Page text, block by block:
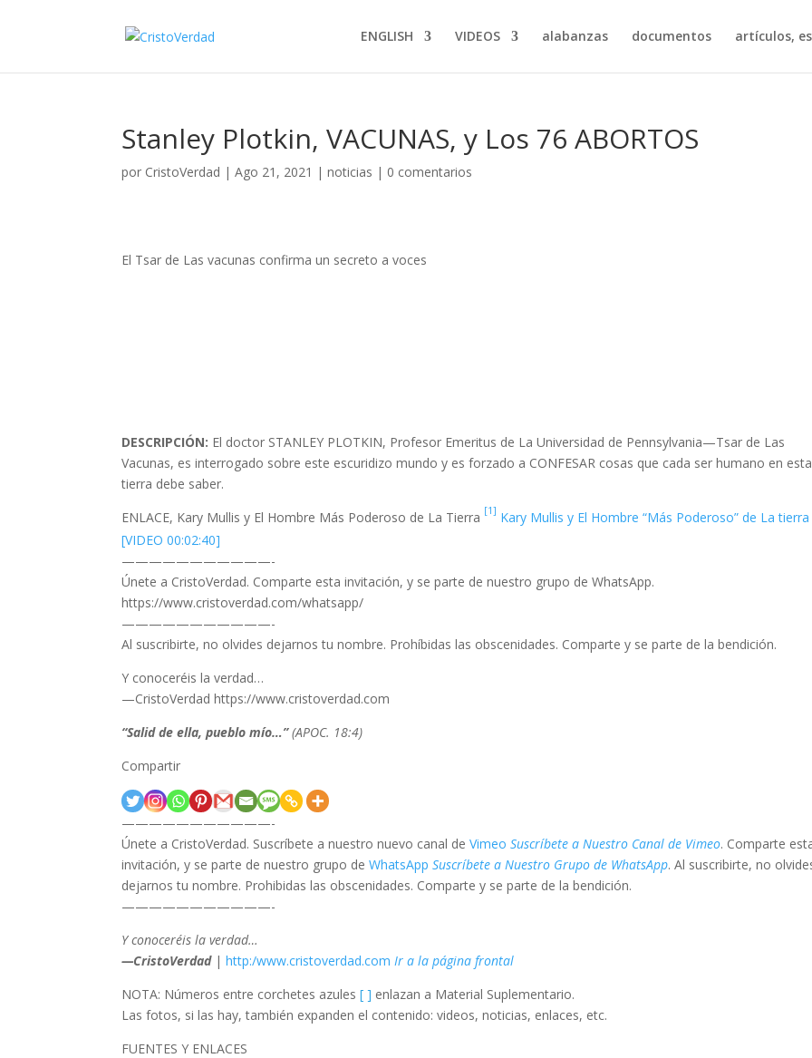
ENGLISH VIDEOS alabanzas documentos artículos,
Stanley Plotkin, VACUNAS, y Los 76 ABORTOS
por CristoVerdad |Ago 21, 2021 |noticias | 0 comentarios
El Tsar de Las vacunas confirma un secreto a voces
DESCRIPCIÓN: El doctor STANLEY PLOTKIN, Profesor Emeritus de La Universidad de Pennsylvania—Tsar de Las
Vacunas, es interrogado sobre este escuridizo mundo y es forzado a CONFESAR cosas que cada ser humano en esta
tierra debe saber.
ENLACE, Kary Mullis y El Hombre Más Poderoso de La Tierra [1] Kary Mullis y El Hombre “Más Poderoso” de La tierra
[VIDEO 00:02:40]
———————————-
Únete a CristoVerdad. Comparte esta invitación, y se parte de nuestro grupo de WhatsApp.
https://www.cristoverdad.com/whatsapp/
———————————-
Al suscribirte, no olvides dejarnos tu nombre. Prohíbidas las obscenidades. Comparte y se parte de la bendición.
Y conoceréis la verdad…
—CristoVerdad https://www.cristoverdad.com
“Salid de ella, pueblo mío…”(APOC. 18:4)
Compartir
———————————-
Únete a CristoVerdad. Suscríbete a nuestro nuevo canal deVimeoSuscríbete a Nuestro Canal de Vimeo. Comparte
invitación, y se parte de nuestro grupo deWhatsAppSuscríbete a Nuestro Grupo de WhatsApp. Al suscribirte, no
dejarnos tu nombre. Prohibidas las obscenidades. Comparte y se parte de la bendición.
———————————-
Y conoceréis la verdad…
—CristoVerdad |http:/www.cristoverdad.com Ir a la página frontal
NOTA: Números entre corchetes azules [ ] enlazan a Material Suplementario.
Las fotos, si las hay, también expanden el contenido: videos, noticias, enlaces, etc.
FUENTES Y ENLACES